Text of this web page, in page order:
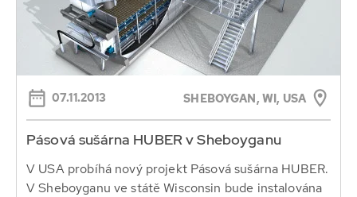
07.11.2013 SHEBOYGAN, WI, USA
Pásová sušárna HUBER v Sheboyganu
V USA probíhá nový projekt Pásová sušárna HUBER.
V Sheboyganu ve státě Wisconsin bude instalována